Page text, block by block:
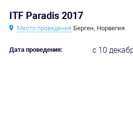
ITF Paradis 2017
Место проведения Берген, Норвегия
Дата проведения: с 10